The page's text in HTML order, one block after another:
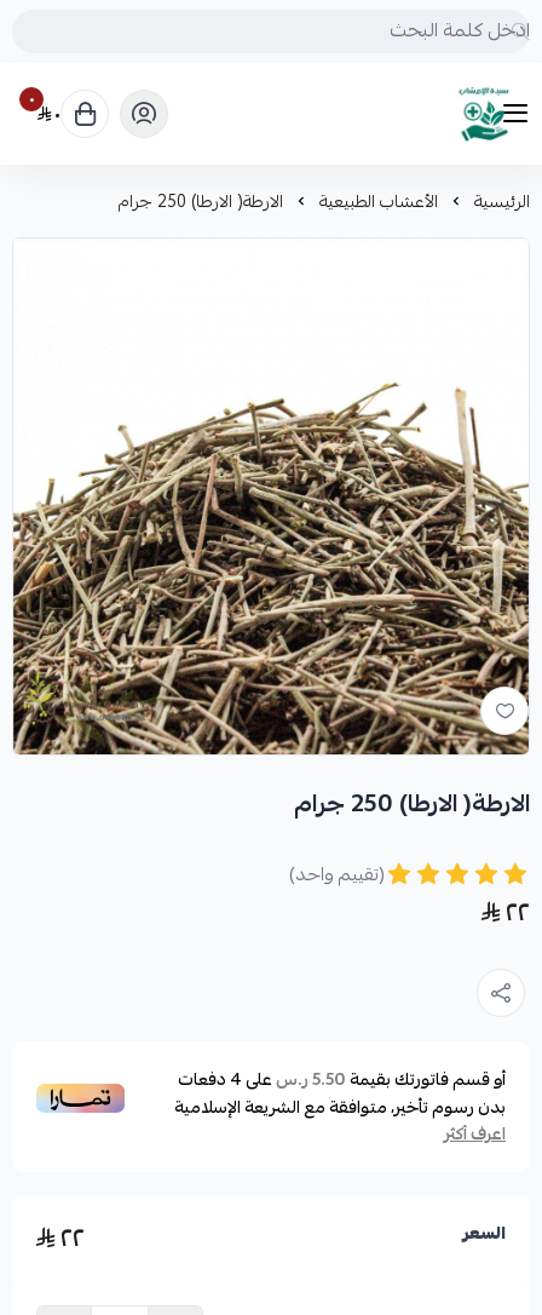
mrs.grasses
٠ ٠
الرئيسية الأعشاب الطبيعية الارطة( الارطا) 250 جرام
الارطة( الارطا) 250 جرام
(تقييم واحد)
٢٢
أو قسم فاتورتك بقيمة5.50 ر.س على4دفعات
بدون رسوم تأخير، متوافقة مع الشريعة الإسلامية
اعرف أكثر
السعر ٢٢